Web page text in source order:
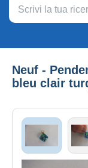
Neuf -
bleu clair